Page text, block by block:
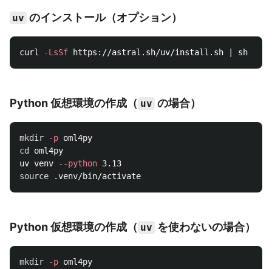
uv のインストール（オプション）
curl -LsSf
Python 仮想環境の作成（ uv の場合）
mkdir -p
cd oml4py
uv venv
--python
source
Python 仮想環境の作成（ uv を使わないの場合）
mkdir -p